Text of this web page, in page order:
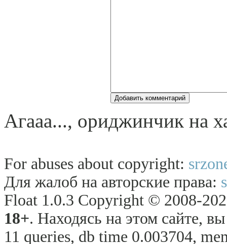
Агааа..., оpиджинчик на
For abuses about copyright:
Для жалоб на авторские права:
Float 1.0.3 Copyright © 2008-
18+. Находясь на этом сайте,
11 queries, db time 0.003704,